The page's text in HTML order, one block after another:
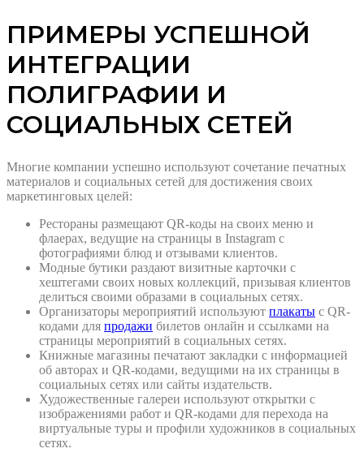
ПРИМЕРЫ УСПЕШНОЙ
ИНТЕГРАЦИИ
ПОЛИГРАФИИ И
СОЦИАЛЬНЫХ СЕТЕЙ
Многие компании успешно используют сочетание печатных
материалов и социальных сетей для достижения своих
маркетинговых целей:
Рестораны размещают QR-коды на своих меню и
флаерах, ведущие на страницы в Instagram с
фотографиями блюд и отзывами клиентов.
Модные бутики раздают визитные карточки с
хештегами своих новых коллекций, призывая клиентов
делиться своими образами в социальных сетях.
Организаторы мероприятий используют плакаты с QR-
кодами для продажи билетов онлайн и ссылками на
страницы мероприятий в социальных сетях.
Книжные магазины печатают закладки с информацией
об авторах и QR-кодами, ведущими на их страницы в
социальных сетях или сайты издательств.
Художественные галереи используют открытки с
изображениями работ и QR-кодами для перехода на
виртуальные туры и профили художников в социальных
сетях.